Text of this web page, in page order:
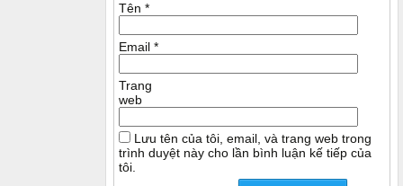
Tên *
Email *
Trang
web
Lưu tên của tôi, email, và trang web trong
trình duyệt này cho lần bình luận kế tiếp của
tôi.